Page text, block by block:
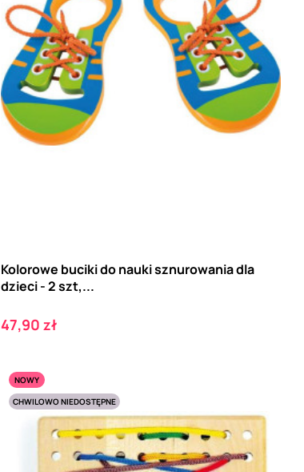
Kolorowe buciki do nauki sznurowania dla
dzieci - 2 szt,...
Cena
47,90 zł
NOWY
CHWILOWO NIEDOSTĘPNE